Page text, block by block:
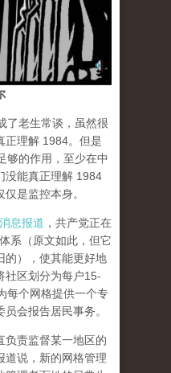
了老生常谈，虽然很
正理解 1984。但是
够的作用，至少在中
没能真正理解 1984
是监控本身。
息报道 ，共产党正在
系（原文如此，但它
的），使其能更好地
社区划分为每户15-
每个网格提供一个专
会报告居民事务。
负责监督某一地区的
道说，新的网格管理